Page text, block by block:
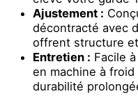
Ajustement :
décontracté avec
offrent structure
Entretien : Facile
en machine à
durabilité